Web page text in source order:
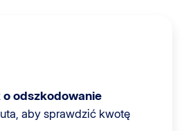
odszkodowanie
aby sprawdzić kwotę